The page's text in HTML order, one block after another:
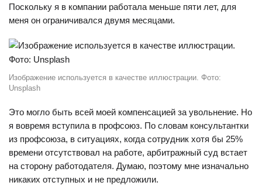
Поскольку я в компании работала меньше пяти лет, для
меня он ограничивался двумя месяцами.
Изображение используется в качестве иллюстрации. Фото:
Unsplash
Это могло быть всей моей компенсацией за увольнение. Но
я вовремя вступила в профсоюз. По словам консультантки
из профсоюза, в ситуациях, когда сотрудник хотя бы 25%
времени отсутствовал на работе, арбитражный суд встает
на сторону работодателя. Думаю, поэтому мне изначально
никаких отступных и не предложили.